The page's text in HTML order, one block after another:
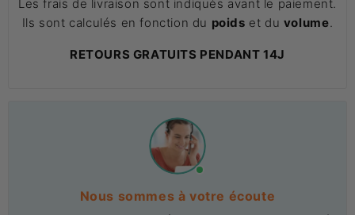
Les frais de livraison sont indiqués avant le paiement.
Ils sont calculés en fonction du poids et du volume.
RETOURS GRATUITS PENDANT 14J
Nous sommes à votre écoute